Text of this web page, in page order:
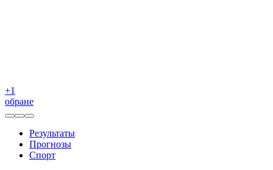
+1
обране
Результаты
Прогнозы
Спорт